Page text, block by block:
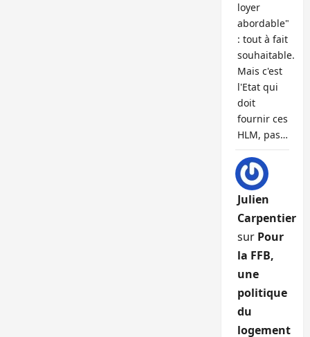
loyer
abordable"
: tout à fait
souhaitable.
Mais c'est
l'Etat qui
doit
fournir ces
HLM, pas…
Julien
Carpentier
sur Pour
la FFB,
une
politique
du
logement